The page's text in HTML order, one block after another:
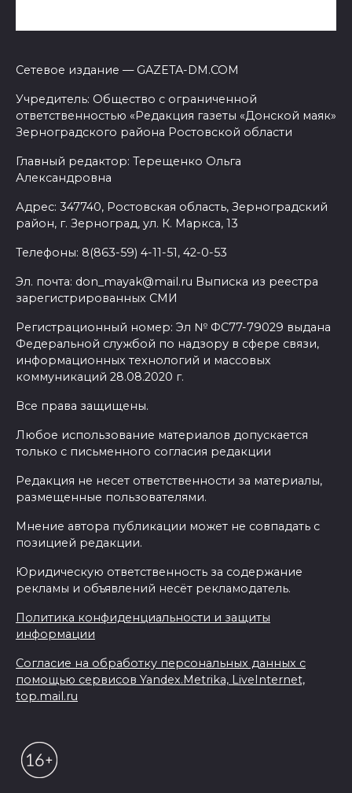
Сетевое издание — GAZETA-DM.COM
Учредитель: Общество с ограниченной
ответственностью «Редакция газеты «Донской маяк»
Зерноградского района Ростовской области
Главный редактор: Терещенко Ольга
Александровна
Адрес: 347740, Ростовская область, Зерноградский
район, г. Зерноград, ул. К. Маркса, 13
Телефоны: 8(863-59) 4-11-51, 42-0-53
Эл. почта: don_mayak@mail.ru Выписка из реестра
зарегистрированных СМИ
Регистрационный номер: Эл № ФС77-79029 выдана
Федеральной службой по надзору в сфере связи,
информационных технологий и массовых
коммуникаций 28.08.2020 г.
Все права защищены.
Любое использование материалов допускается
только с письменного согласия редакции
Редакция не несет ответственности за материалы,
размещенные пользователями.
Мнение автора публикации может не совпадать с
позицией редакции.
Юридическую ответственность за содержание
рекламы и объявлений несёт рекламодатель.
Политика конфиденциальности и защиты
информации
Согласие на обработку персональных данных с
помощью сервисов Yandex.Metrika, LiveInternet,
top.mail.ru